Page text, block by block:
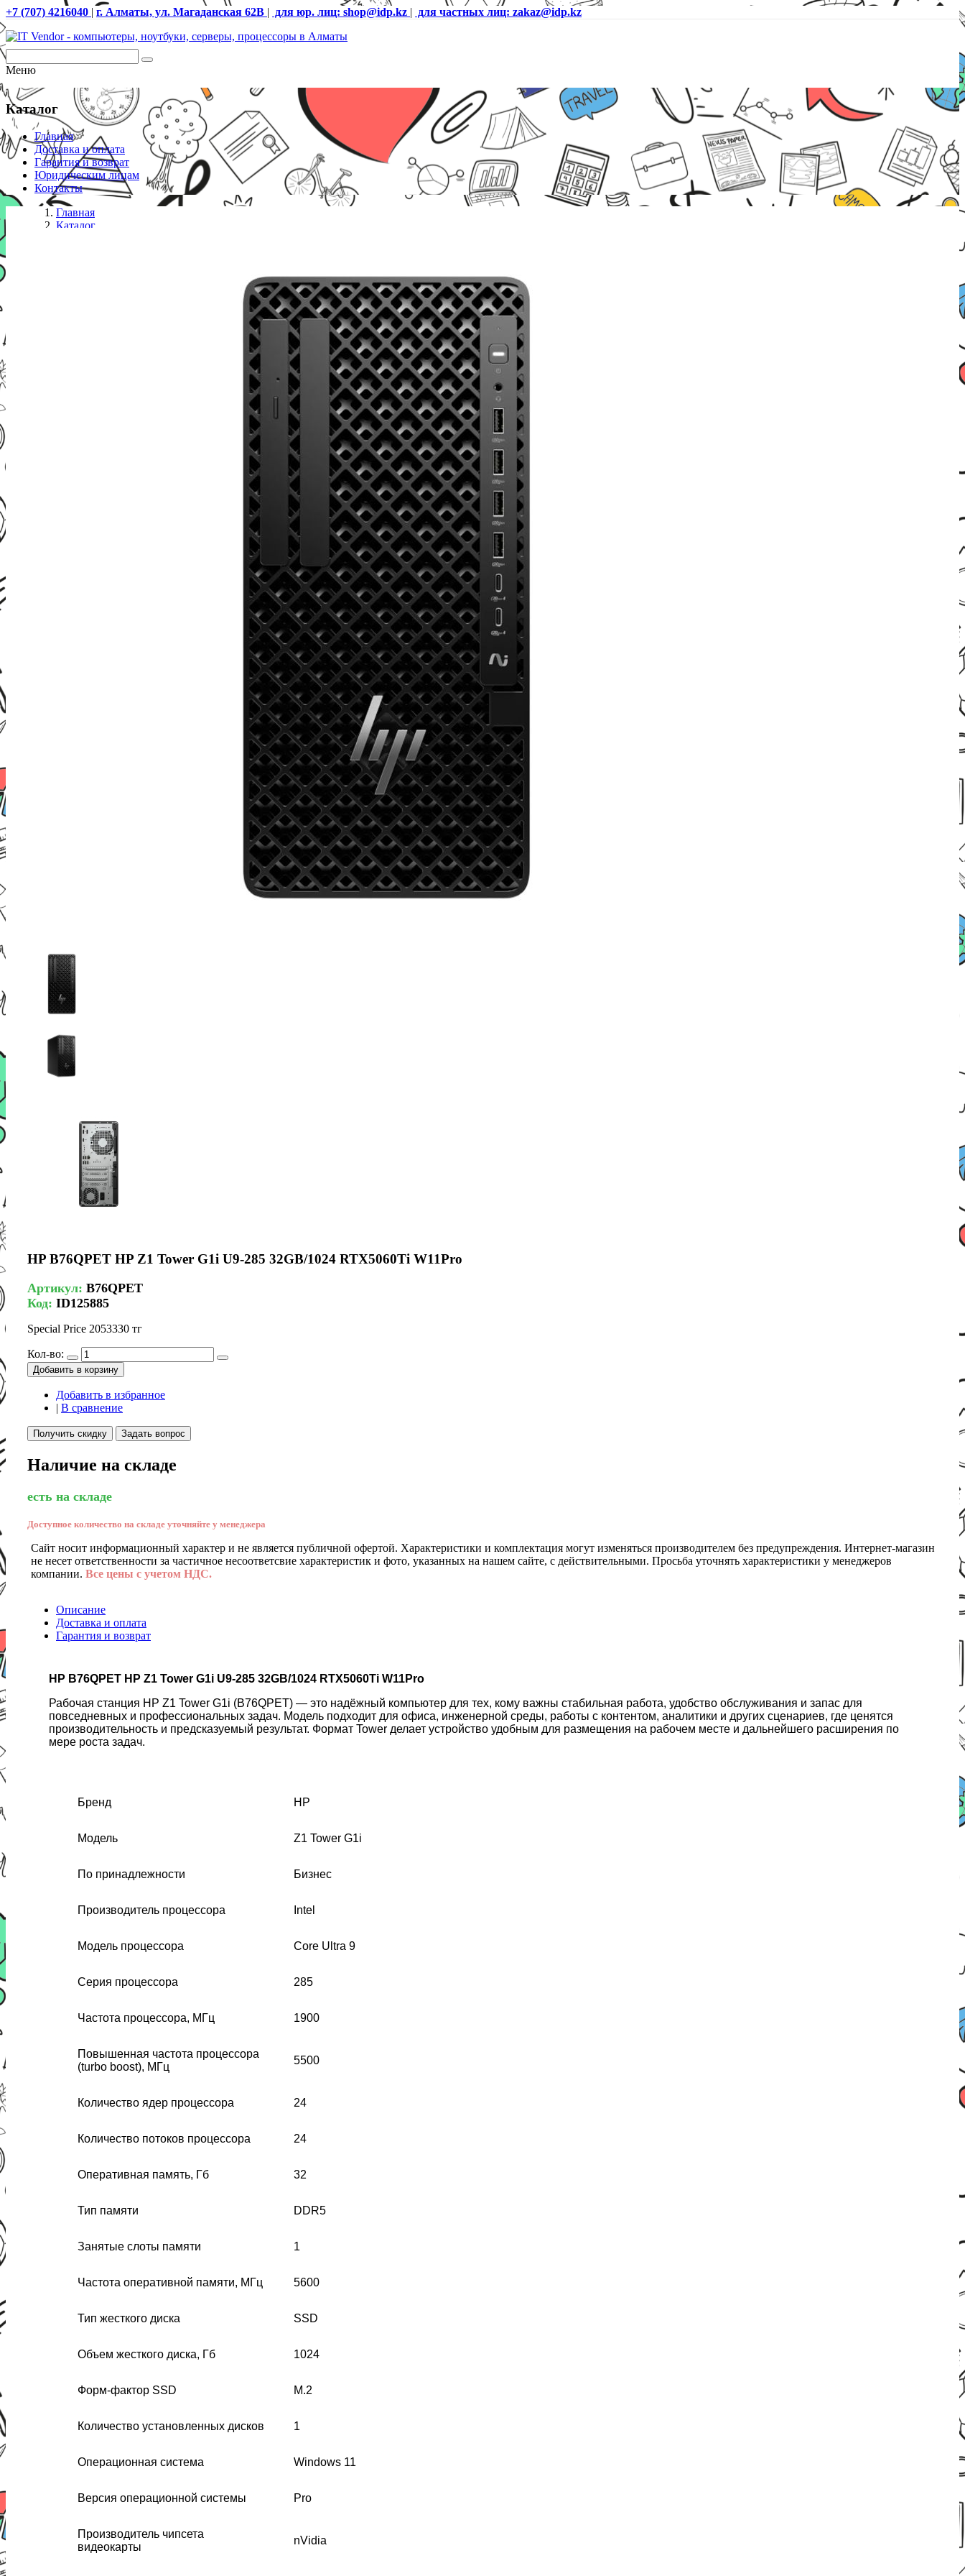
+7 (707) 4216040 | г. Алматы, ул. Магаданская 62В | для юр. лиц: shop@idp.kz | для частных лиц: zakaz@idp.kz
Меню
Каталог
Главная
Доставка и оплата
Гарантия и возврат
Юридическим лицам
Контакты
Главная
Каталог
HP B76QPET HP Z1 Tower G1i U9-285 32GB/1024 RTX5060Ti W11Pro
Артикул: B76QPET
Код: ID125885
Special Price 2053330 тг
Кол-во:
Добавить в корзину
Добавить в избранное
| В сравнение
Получить скидку Задать вопрос
Наличие на складе
есть на складе
Доступное количество на складе уточняйте у менеджера
Сайт носит информационный характер и не является публичной офертой. Характеристики и комплектация могут изменяться производителем без предупреждения. Интернет-магазин
не несет ответственности за частичное несоответсвие характеристик и фото, указанных на нашем сайте, с действительными. Просьба уточнять характеристики у менеджеров
компании. Все цены с учетом НДС.
Описание
Доставка и оплата
Гарантия и возврат
HP B76QPET HP Z1 Tower G1i U9-285 32GB/1024 RTX5060Ti W11Pro
Рабочая станция HP Z1 Tower G1i (B76QPET) — это надёжный компьютер для тех, кому важны стабильная работа, удобство обслуживания и запас для
повседневных и профессиональных задач. Модель подходит для офиса, инженерной среды, работы с контентом, аналитики и других сценариев, где ценятся
производительность и предсказуемый результат. Формат Tower делает устройство удобным для размещения на рабочем месте и дальнейшего расширения по
мере роста задач.
Бренд HP
Модель Z1 Tower G1i
По принадлежности Бизнес
Производитель процессора Intel
Модель процессора Core Ultra 9
Серия процессора 285
Частота процессора, МГц 1900
Повышенная частота процессора
(turbo boost), МГц
5500
Количество ядер процессора 24
Количество потоков процессора 24
Оперативная память, Гб 32
Тип памяти DDR5
Занятые слоты памяти 1
Частота оперативной памяти, МГц 5600
Тип жесткого диска SSD
Объем жесткого диска, Гб 1024
Форм-фактор SSD M.2
Количество установленных дисков 1
Операционная система Windows 11
Версия операционной системы Pro
Производитель чипсета
видеокарты
nVidia